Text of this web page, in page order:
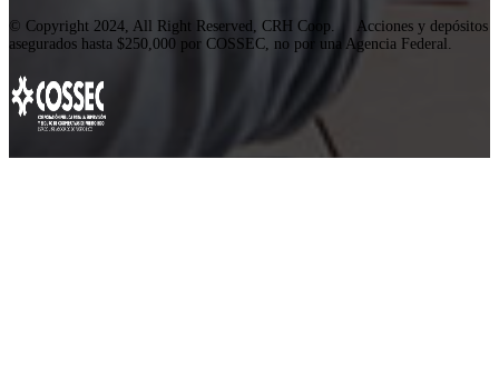
© Copyright 2024, All Right Reserved, CRH Coop. Acciones y depósitos
asegurados hasta $250,000 por COSSEC, no por una Agencia Federal.